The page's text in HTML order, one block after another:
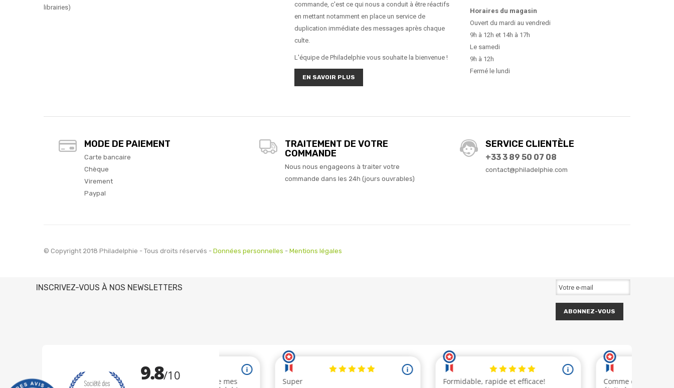
librairies)
commande, c'est ce qui nous a conduit à être réactifs
en mettant notamment en place un service de
duplication immédiate des messages après chaque
culte.
L'équipe de Philadelphie vous souhaite la bienvenue !
EN SAVOIR PLUS
Horaires du magasin
Ouvert du mardi au vendredi
9h à 12h et 14h à 17h
Le samedi
9h à 12h
Fermé le lundi
MODE DE PAIEMENT
Carte bancaire
Chèque
Virement
Paypal
TRAITEMENT DE VOTRE
COMMANDE
Nous nous engageons à traiter votre
commande dans les 24h (jours ouvrables)
SERVICE CLIENTÈLE
+33 3 89 50 07 08
contact@philadelphie.com
© Copyright 2018 Philadelphie - Tous droits réservés - Données personnelles - Mentions légales
INSCRIVEZ-VOUS À NOS NEWSLETTERS
ABONNEZ-VOUS